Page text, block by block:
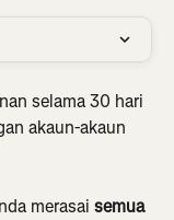
selama 30 hari
akaun-akaun
merasai semua